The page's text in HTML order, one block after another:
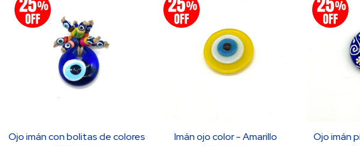
Ojo imán con bolitas de colores Imán ojo color - Amarillo Ojo imán